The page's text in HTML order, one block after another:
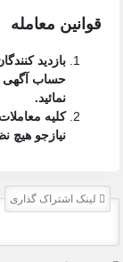
قوانین معامله
بازدید
حساب آگهی
نمائید.
کلیه
نیازجو هیچ
لینک اشتراک گذاری